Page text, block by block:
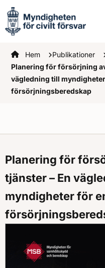
Startsidan
Hem
Publikationer
Planering för försörjning
vägledning till
försörjningsberedskap
Planering för
tjänster – En
myndigheter för